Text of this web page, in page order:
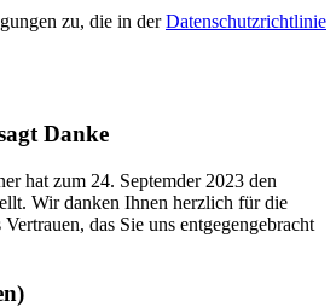
zu, die in derDatenschutzrichtlinie
Danke
hat zum 24. Septemder 2023 den
Wir danken Ihnen herzlich für die
das Sie uns entgegengebracht